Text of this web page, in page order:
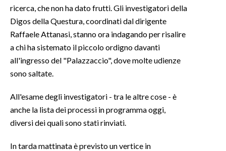
ricerca, che non ha dato frutti. Gli investigatori della
Digos della Questura, coordinati dal dirigente
Raffaele Attanasi, stanno ora indagando per risalire
a chi ha sistemato il piccolo ordigno davanti
all'ingresso del "Palazzaccio", dove molte udienze
sono saltate.
All'esame degli investigatori - tra le altre cose - è
anche la lista dei processi in programma oggi,
diversi dei quali sono stati rinviati.
In tarda mattinata è previsto un vertice in